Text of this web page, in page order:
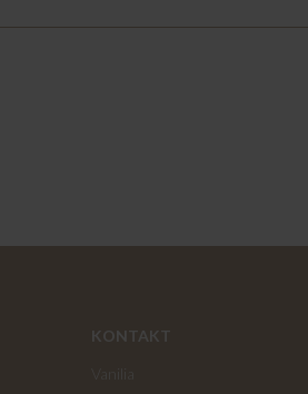
KONTAKT